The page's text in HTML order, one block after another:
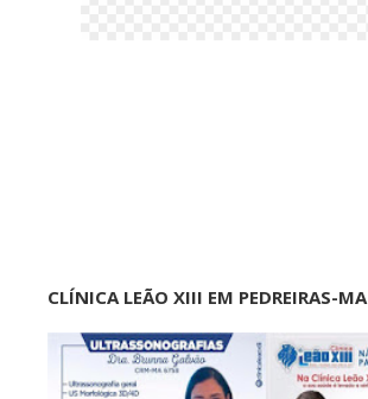
CLÍNICA LEÃO XIII EM PEDREIRAS-MA